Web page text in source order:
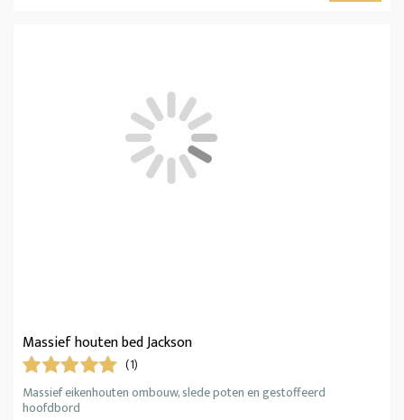
Massief houten bed Jackson
(1)
Massief eikenhouten ombouw, slede poten en gestoffeerd
hoofdbord